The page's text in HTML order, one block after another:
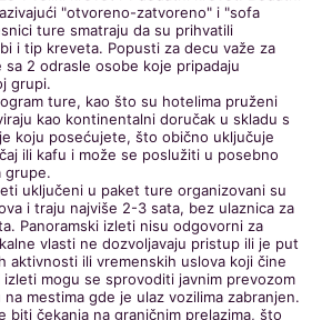
"otvoreno-zatvoreno" i "sofa
ture smatraju da su prihvatili
i tip kreveta. Popusti za decu važe za
2 odrasle osobe koje pripadaju
grupi.
ture, kao što su hotelima pruženi
kao kontinentalni doručak u skladu s
koju posećujete, što obično uključuje
ili kafu i može se poslužiti u posebno
grupe.
uključeni u paket ture organizovani su
i traju najviše 2-3 sata, bez ulaznica za
Panoramski izleti nisu odgovorni za
vlasti ne dozvoljavaju pristup ili je put
aktivnosti ili vremenskih uslova koji čine
mogu se sprovoditi javnim prevozom
mestima gde je ulaz vozilima zabranjen.
biti čekanja na graničnim prelazima, što